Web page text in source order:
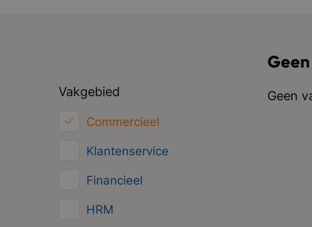
Vakgebied
Commercieel
Klantenservice
Financieel
HRM
Geen